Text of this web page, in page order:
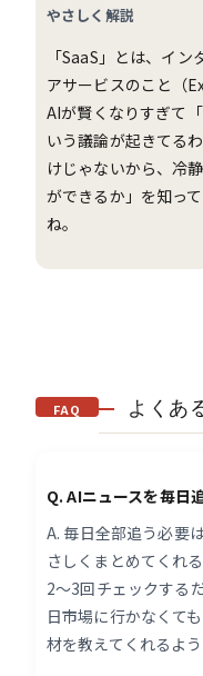
やさしく解説
「SaaS」とは、イ
アサービスのこと（
AIが賢くなりすぎて
いう議論が起きてる
けじゃないから、冷
ができるか」を知っ
ね。
FAQ よくあ
Q. AIニュースを毎日
A. 毎日全部追う必要
さしくまとめてくれ
2〜3回チェックする
日市場に行かなくて
材を教えてくれるよう